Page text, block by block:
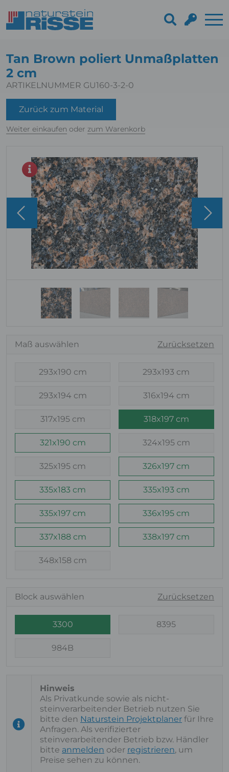
Tan Brown poliert Unmaßplatten
2 cm
ARTIKELNUMMER GU160-3-2-0
Zurück zum Material
Weiter einkaufen oder zum Warenkorb
Maß auswählen Zurücksetzen
293x190 cm 293x193 cm
293x194 cm 316x194 cm
317x195 cm 318x197 cm
321x190 cm 324x195 cm
325x195 cm 326x197 cm
335x183 cm 335x193 cm
335x197 cm 336x195 cm
337x188 cm 338x197 cm
348x158 cm
Block auswählen Zurücksetzen
3300 8395
984B
Als Privatkunde sowie als nicht-
steinverarbeitender Betrieb nutzen Sie
bitte den Naturstein Projektplaner für Ihre
Anfragen. Als verifizierter
steinverarbeitender Betrieb bzw. Händler
bitte anmelden oder registrieren, um
Preise sehen zu können.